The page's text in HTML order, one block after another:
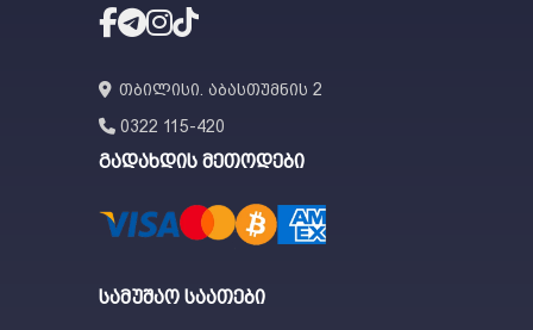
თბილისი. აბასთუმნის 2
0322 115-420
გადახდის მეთოდები
სამუშაო საათები